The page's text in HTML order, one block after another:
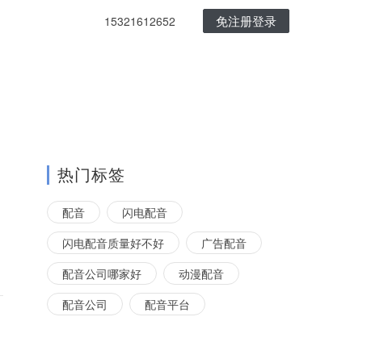
15321612652 免注册登录
热门标签
配音
闪电配音
闪电配音质量好不好
广告配音
配音公司哪家好
动漫配音
配音公司
配音平台